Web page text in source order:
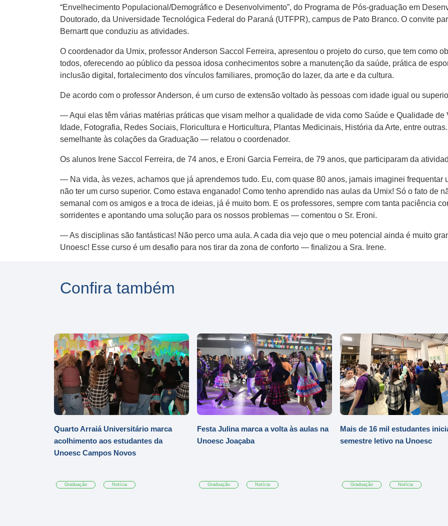
“Envelhecimento Populacional/Demográfico e Desenvolvimento”, do Programa de Pós-graduação em
Doutorado, da Universidade Tecnológica Federal do Paraná (UTFPR), campus de Pato Branco. O convite
Bernartt que conduziu as atividades.
O coordenador da Umix, professor Anderson Saccol Ferreira, apresentou o projeto do curso, que tem como
todos, oferecendo ao público da pessoa idosa conhecimentos sobre a manutenção da saúde, prática de
inclusão digital, fortalecimento dos vínculos familiares, promoção do lazer, da arte e da cultura.
De acordo com o professor Anderson, é um curso de extensão voltado às pessoas com idade igual ou
— Aqui elas têm várias matérias práticas que visam melhor a qualidade de vida como Saúde e Qualidade
Idade, Fotografia, Redes Sociais, Floricultura e Horticultura, Plantas Medicinais, História da Arte, entre
semelhante às colações da Graduação — relatou o coordenador.
Os alunos Irene Saccol Ferreira, de 74 anos, e Eroni Garcia Ferreira, de 79 anos, que participaram da
— Na vida, às vezes, achamos que já aprendemos tudo. Eu, com quase 80 anos, jamais imaginei frequentar
não ter um curso superior. Como estava enganado! Como tenho aprendido nas aulas da Umix! Só o fato de
semanal com os amigos e a troca de ideias, já é muito bom. E os professores, sempre com tanta paciência
sorridentes e apontando uma solução para os nossos problemas — comentou o Sr. Eroni.
— As disciplinas são fantásticas! Não perco uma aula. A cada dia vejo que o meu potencial ainda é muito
Unoesc! Esse curso é um desafio para nos tirar da zona de conforto — finalizou a Sra. Irene.
Confira também
Quarto Arraiá Universitário marca
acolhimento aos estudantes da
Unoesc Campos Novos
Graduação Notícia
Festa Julina marca a volta às aulas na
Unoesc Joaçaba
Graduação Notícia
Mais de 16 mil estudantes
semestre letivo na Unoesc
Graduação Notícia